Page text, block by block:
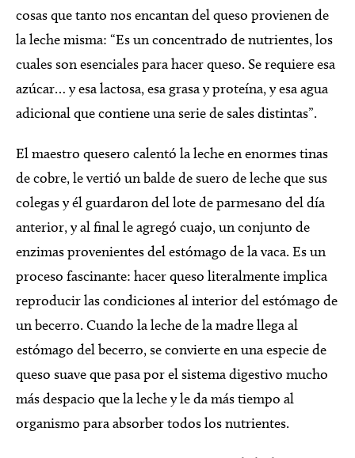
cosas que tanto nos encantan del queso provienen de
la leche misma: “Es un concentrado de nutrientes, los
cuales son esenciales para hacer queso. Se requiere esa
azúcar… y esa lactosa, esa grasa y proteína, y esa agua
adicional que contiene una serie de sales distintas”.
El maestro quesero calentó la leche en enormes tinas
de cobre, le vertió un balde de suero de leche que sus
colegas y él guardaron del lote de parmesano del día
anterior, y al final le agregó cuajo, un conjunto de
enzimas provenientes del estómago de la vaca. Es un
proceso fascinante: hacer queso literalmente implica
reproducir las condiciones al interior del estómago de
un becerro. Cuando la leche de la madre llega al
estómago del becerro, se convierte en una especie de
queso suave que pasa por el sistema digestivo mucho
más despacio que la leche y le da más tiempo al
organismo para absorber todos los nutrientes.